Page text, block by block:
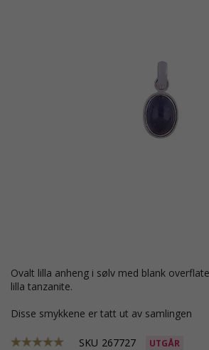
ovalt lilla anheng i sølv med blank overflate og 1 cabochonslipte
lilla tanzanite.
Disse smykkene er tatt ut av samlingen
SKU 267727 UTGÅR